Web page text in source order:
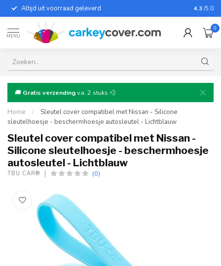
Altijd uit voorraad geleverd Voor
4.3 /5.0
MENU
0
🚚 Gratis verzendingv.a. 2 stuks 💨
Home /
Sleutel cover compatibel met Nissan - Silicone
sleutelhoesje - beschermhoesje autosleutel - Lichtblauw
Sleutel cover compatibel met Nissan -
Silicone sleutelhoesje - beschermhoesje
autosleutel - Lichtblauw
TBU CAR® (0)